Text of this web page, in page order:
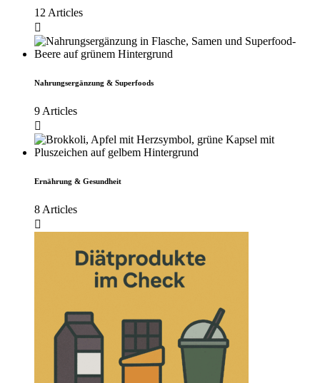
12 Articles
Nahrungsergänzung & Superfoods
9 Articles
Ernährung & Gesundheit
8 Articles